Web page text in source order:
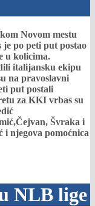
Novom mestu
po peti put postao
u kolicima.
italijansku ekipu
na pravoslavni
put postali
za KKI vrbas su
Švraka i
njegova pomoćnica
NLB lige